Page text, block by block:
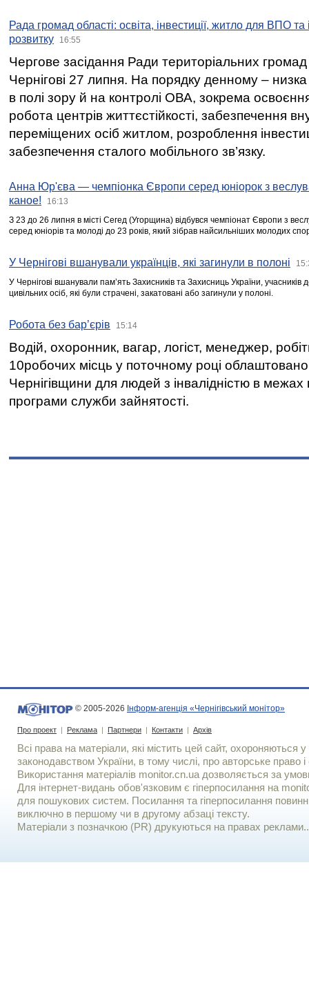
Рада громад області: освіта, інвестиції, житло для ВПО
розвитку
16:55
Чергове засідання Ради територіальних громад
Чернігові 27 липня. На порядку денному –
в полі зору й на контролі ОВА, зокрема освоєння
робота центрів життєстійкості, забезпечення
переміщених осіб житлом, розроблення
забезпечення сталого мобільного зв’язку.
Анна Юр'єва — чемпіонка Європи серед юніорок з
каное!
16:13
З 23 до 26 липня в місті Сегед (Угорщина) відбувся чемпіонат Європи з
серед юніорів та молоді до 23 років, який зібрав найсильніших молодих
У Чернігові вшанували українців, які загинули в полоні
У Чернігові вшанували пам’ять Захисників та Захисниць України,
цивільних осіб, які були страчені, закатовані або загинули у полоні.
Робота без бар’єрів 15:14
Водій, охоронник, вагар, логіст, менеджер,
10робочих місць у поточному році
Чернігівщини для людей з інвалідністю в межах
програми служби зайнятості.
© 2005-2026 Інформ-агенція «Чернігівський монітор»
Про проект | Реклама | Партнери | Контакти | Архів
Всі права на матеріали, які містить цей сайт, охороняються у
законодавством України, в тому числі, про авторське право і
Використання матерiалiв monitor.cn.ua дозволяється за
Для iнтернет-видань обов'язковим є гiперпосилання на
для пошукових систем. Посилання та гіперпосилання
виключно в першому чи в другому абзаці тексту.
Матеріали з позначкою (PR) друкуються на правах реклами..